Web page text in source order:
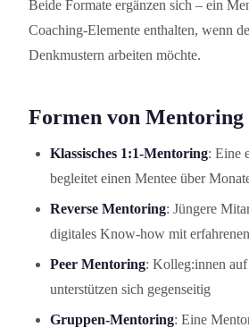
Beide Formate ergänzen sich – ein
Coaching-Element­e enthalten, wenn
Denkmustern arbeiten möchte.
Formen von Mentoring
Klassisches 1:1-Mentoring: Eine
begleitet einen Mentee über
Reverse Mentoring: Jüngere
digitales Know-how mit
Peer Mentoring: Kolleg:innen
unterstützen sich gegenseitig
Gruppen-Mentoring: Eine